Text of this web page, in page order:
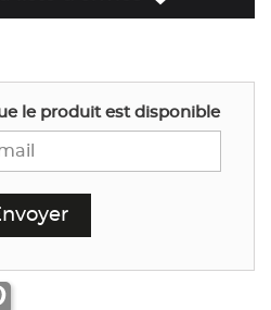
le produit est disponible